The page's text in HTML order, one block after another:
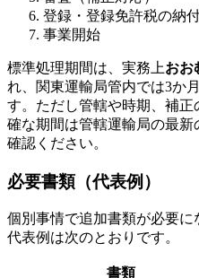
登録・登録免許税の納
事業開始
標準処理期間は、実務上おお
れ、関東運輸局管内では3か
す。ただし管轄や時期、補
確な期間は管轄運輸局の最
確認ください。
必要書類（代表例）
個別事情で追加書類が必要
代表例は次のとおりです。
書類